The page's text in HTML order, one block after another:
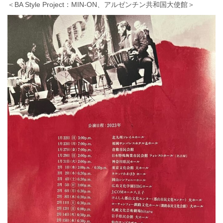
＜BA Style Project：MIN-ON、アルゼンチン共和国大使館＞